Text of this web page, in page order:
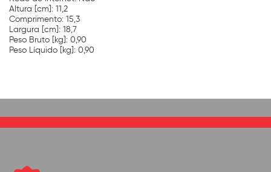
Altura [cm]: 11,2
Comprimento: 15,3
Largura [cm]: 18,7
Peso Bruto [kg]: 0,90
Peso Líquido [kg]: 0,90